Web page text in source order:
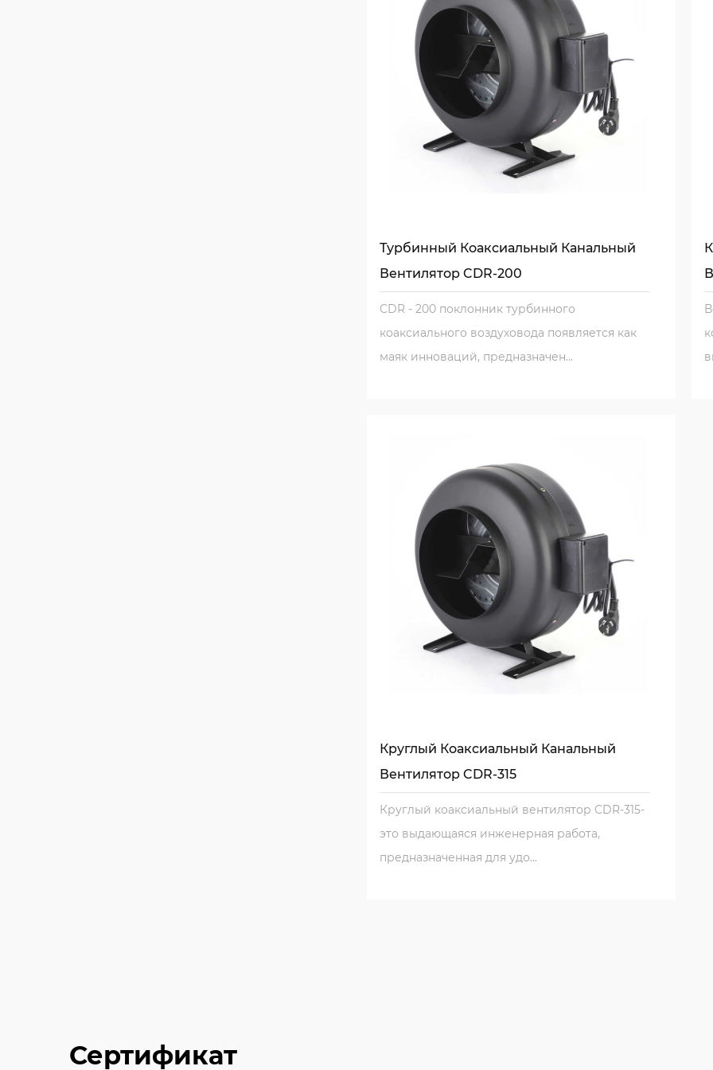
привлекательности делает его главным выбором
Независимо от того, хотите ли вы улучшить
коммерческом пространстве, фанат
эффективный способ достижения ваших целей.
обслуживанию, фанат коаксиального
послужить вам на долгие годы.
Турбинный Коаксиальный Канальный
Вентилятор CDR-200
CDR - 200 поклонник турбинного
коаксиального воздуховода появляется как
маяк инноваций, предназначен...
Круглый Коаксиальный Канальный
Вентилятор CDR-315
Круглый коаксиальный вентилятор CDR-315-
это выдающаяся инженерная работа,
предназначенная для удо...
Сертификат